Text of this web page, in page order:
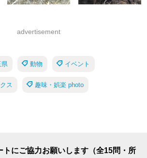
advertisement
県 動物 イベント
ス 趣味・娯楽 photo
トにご協力お願いします（全15問・所